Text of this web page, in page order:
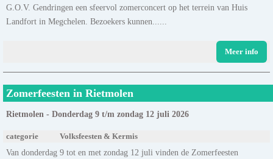
G.O.V. Gendringen een sfeervol zomerconcert op het terrein van Huis
Landfort in Megchelen. Bezoekers kunnen......
Meer info
Zomerfeesten in Rietmolen
Rietmolen - Donderdag 9 t/m zondag 12 juli 2026
categorie Volksfeesten & Kermis
Van donderdag 9 tot en met zondag 12 juli vinden de Zomerfeesten